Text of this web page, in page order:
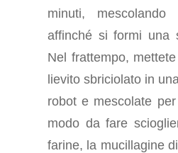
minuti,
affinché si formi una
Nel frattempo,
lievito sbriciolato in
robot e mescolate
modo da fare
farine, la mucillagine